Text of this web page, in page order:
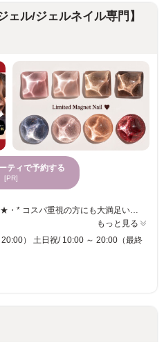
ェル/ジェルネイル専門】
ティで予約する
[PR]
*・★楽天ビューティ限定価格あり★・* コスパ重視の方にも大満足いただいています！ ☑ 忙しい方にも嬉しい【時短ネイル】 ☑ 落ち着いた空間で【リラックス施術】 ☑ シンプル〜トレンド・ニュアンスまで【幅広いデザイン対応】 皆様のお悩み・理想に近づけるよう、 精一杯お施術させて頂きます。 リーズナブルな価格と丁寧な施術で リラックスできるひとときをお過ごしください。
もっと見る
） 土日祝/ 10:00 ～ 20:00（最終